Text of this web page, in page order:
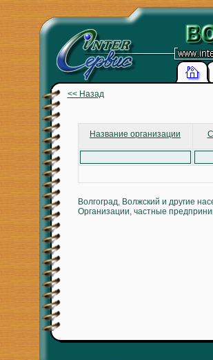
<< Назад
Название организации
Волгоград, Волжский и другие
Организации, частные